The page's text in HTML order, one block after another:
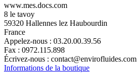
www.mes.docs.com
8 le tavoy
59320 Hallennes lez Haubourdin
France
Appelez-nous : 03.20.00.39.56
Fax : 0972.115.898
Écrivez-nous : contact@envirofluides.com
Informations de la boutique